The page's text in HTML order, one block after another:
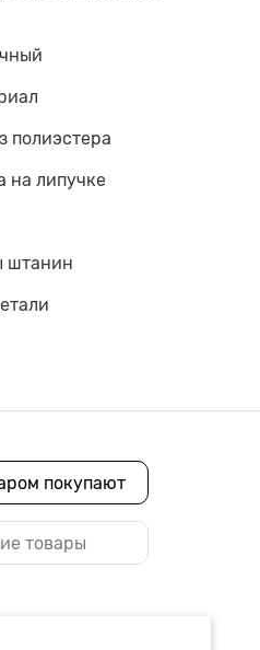
полиэстера
на липучке
штанин
покупают
товары